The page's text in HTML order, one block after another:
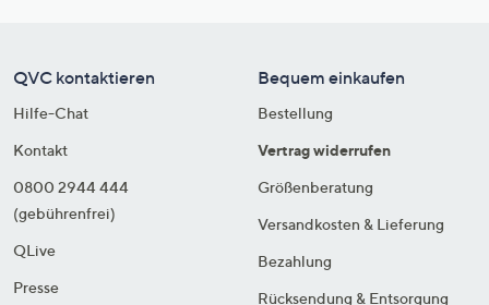
QVC kontaktieren
Hilfe-Chat
Kontakt
0800 2944 444
(gebührenfrei)
QLive
Presse
Bequem einkaufen
Bestellung
Vertrag widerrufen
Größenberatung
Versandkosten & Lieferung
Bezahlung
Rücksendung & Entsorgung